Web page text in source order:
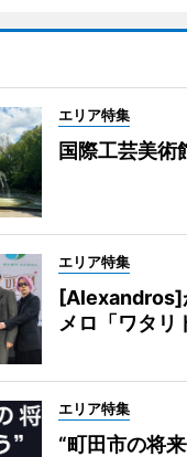
エリア特集
国際工芸美術
エリア特集
[Alexandros]
メロ「ワタリ
エリア特集
“町田市の将